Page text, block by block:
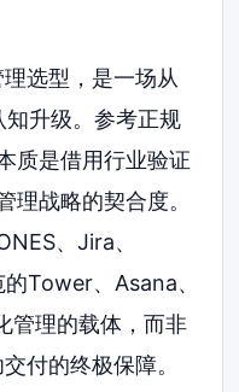
选型，是一场从
知升级。参考正规
质是借用行业验证
理战略的契合度。
、Jira、
Tower、Asana、
管理的载体，而非
付的终极保障。